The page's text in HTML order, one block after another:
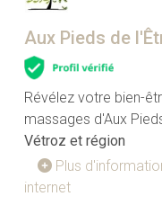
Aux Pieds de
Révélez votre bien-
massages d'Aux
Vétroz et région
Plus
internet